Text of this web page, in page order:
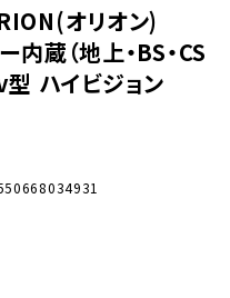
オリオン)
蔵（地上・BS・CS
ハイビジョン